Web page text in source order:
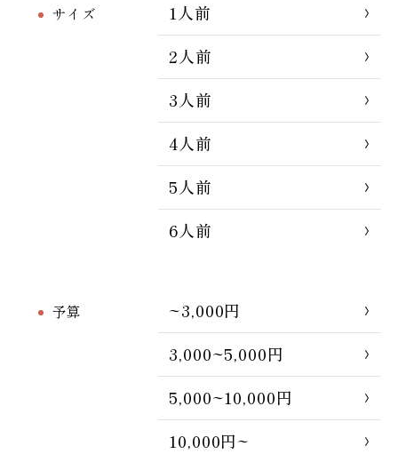
サイズ
1人前
2人前
3人前
4人前
5人前
6人前
予算
~3,000円
3,000~5,000円
5,000~10,000円
10,000円~